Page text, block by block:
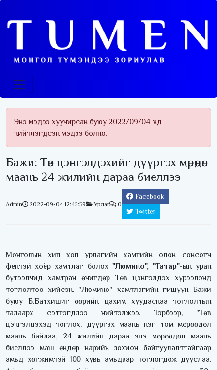
Энэ мэдээ хуучирсан буюу 2022/09/04-нд
нийтлэгдсэн мэдээ болно.
Бажи: Төв цэнгэлдэхийг дүүргэх мөрөөдөл
маань 24 жилийн дараа биеллээ
Admin 2022-09-04 12:42:59 Урлаг 0
Facebook
Twitter
Монголын хип хоп урлагийн хамгийн олон сонсогч
фентэй хоёр хамтлаг болох "Люмино", "Татар"-ын уран
бүтээлчид хамтран өчигдөр Төв цэнгэлдэх хүрээлэнд
тоглолтоо хийсэн. "Люмино" хамтлагийн гишүүн Бажи
буюу Б.Батхишиг өөрийн цахим хуудаснаа тоглолтын
талаарх сэтгэгдлээ нийтэлжээ. Тэрбээр, "Төв
цэнгэлдэхэд тоглох, дүүргэх маань нэг том мөрөөдөл
маань байлаа, 24 жилийн дараа энэ мөрөөдөл маань
биеллээ маш өндөр нарийн зохион байгуулалттайгаар
амьд хөгжимтэй 100 хувь амьдаар тоглогдож дууслаа.